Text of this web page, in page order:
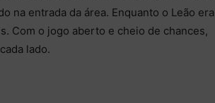
na entrada da área. Enquanto o Leão era
Com o jogo aberto e cheio de chances,
lado.